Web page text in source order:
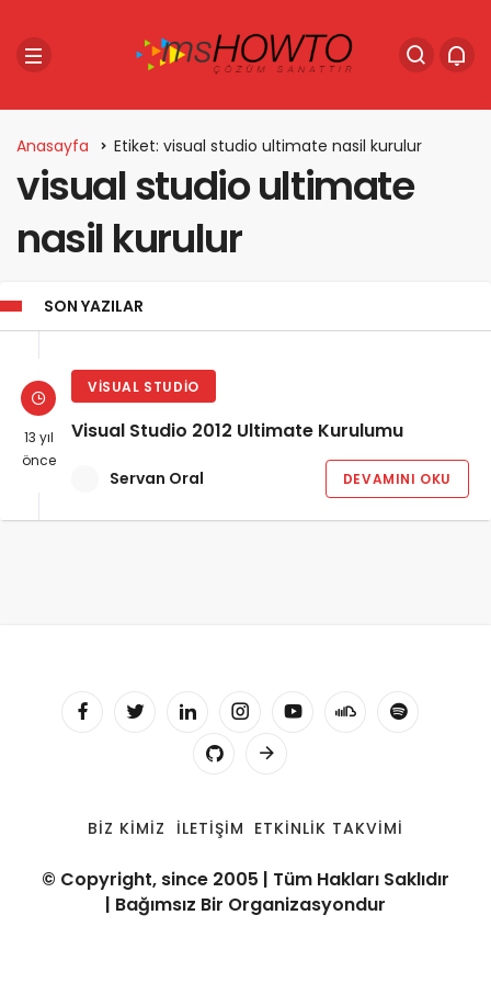
Anasayfa Etiket: visual studio ultimate nasil kurulur
visual studio ultimate
nasil kurulur
SON YAZILAR
13 yıl
önce
VISUAL STUDIO
Visual Studio 2012 Ultimate Kurulumu
Servan Oral DEVAMINI OKU
BIZ KIMIZ İLETIŞIM ETKINLIK TAKVIMI
© Copyright, since 2005 | Tüm Hakları Saklıdır
| Bağımsız Bir Organizasyondur